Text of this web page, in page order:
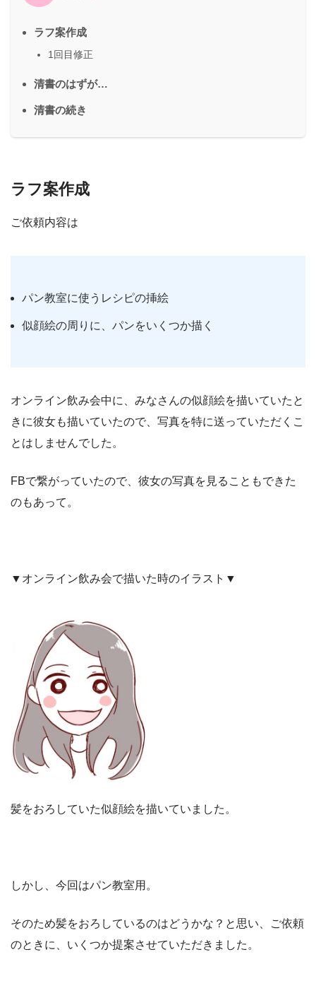
ラフ案作成
1回目修正
清書のはずが…
清書の続き
ラフ案作成
ご依頼内容は
パン教室に使うレシピの挿絵
似顔絵の周りに、パンをいくつか描く
オンライン飲み会中に、みなさんの似顔絵を描いていたと
きに彼女も描いていたので、写真を特に送っていただくこ
とはしませんでした。
FBで繋がっていたので、彼女の写真を見ることもできた
のもあって。
▼オンライン飲み会で描いた時のイラスト▼
髪をおろしていた似顔絵を描いていました。
しかし、今回はパン教室用。
そのため髪をおろしているのはどうかな？と思い、ご依頼
のときに、いくつか提案させていただきました。